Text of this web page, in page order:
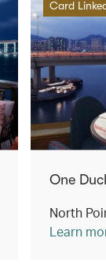
Card
One
North
Learn